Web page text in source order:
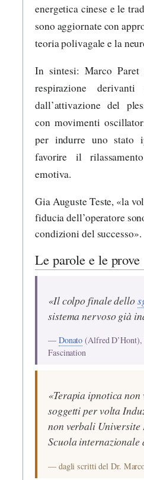
energetica cinese e le
sono aggiornate con
teoria polivagale e la
In sintesi: Marco
respirazione
dall’attivazione del
con movimenti
per indurre uno stato
favorire il
emotiva.
Gia Auguste Teste, «la
fiducia dell’operatore
condizioni del successo».
Le parole e le prove
«Il colpo finale dello
sistema nervoso già
— Donato (Alfred D’Hont),
Fascination
«Terapia ipnotica non
soggetti per volta
non verbali Universite
Scuola internazionale
— dagli scritti del Dr.